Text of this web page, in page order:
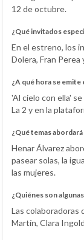
12 de octubre.
¿Qué invitados
En el estreno, los
Dolera, Fran Perea
¿A qué hora se emite
'Al cielo con ella'
La 2 y en la
¿Qué temas
Henar Álvarez
pasear solas, la
las mujeres.
¿Quiénes son
Las colaboradoras
Martín, Clara